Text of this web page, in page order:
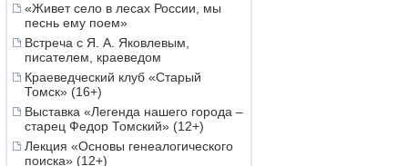
«Живет село в лесах России, мы
песнь ему поем»
Встреча с Я. А. Яковлевым,
писателем, краеведом
Краеведческий клуб «Старый
Томск» (16+)
Выставка «Легенда нашего города –
старец Федор Томский» (12+)
Лекция «Основы генеалогического
поиска» (12+)